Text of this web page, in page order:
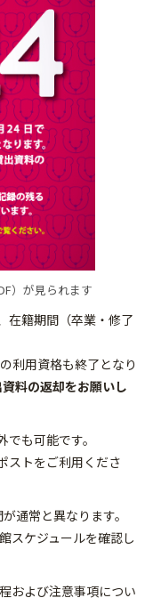
）が見られます
在籍期間（卒業・修了
利用資格も終了となり
料の返却をお願いし
も可能です。
ストをご利用くださ
通常と異なります。
スケジュールを確認し
よび注意事項につい